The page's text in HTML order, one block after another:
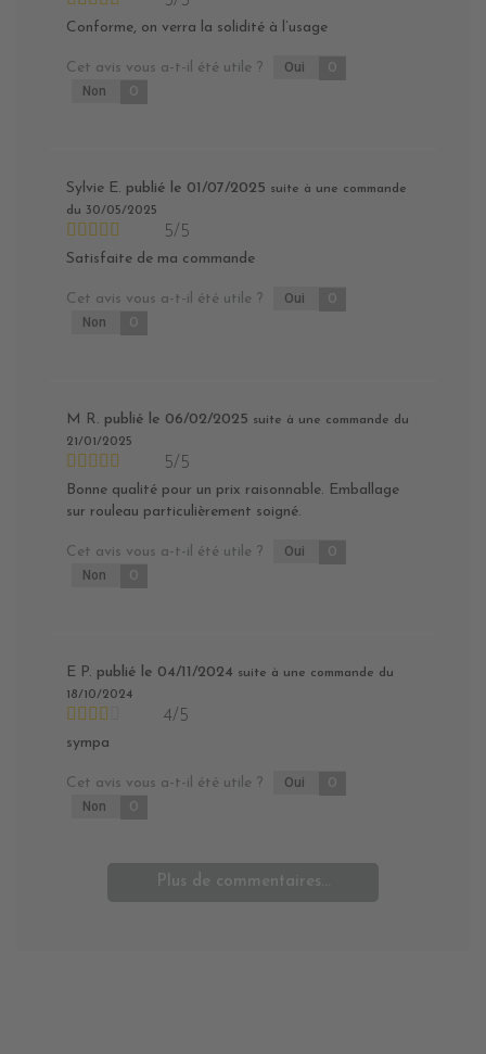
Conforme, on verra la solidité à l’usage
Cet avis vous a-t-il été utile ? Oui 0
Non 0
Sylvie E. publié le 01/07/2025 suite à une commande
du 30/05/2025
5/5
Satisfaite de ma commande
Cet avis vous a-t-il été utile ? Oui 0
Non 0
M R. publié le 06/02/2025 suite à une commande du
21/01/2025
5/5
Bonne qualité pour un prix raisonnable. Emballage
sur rouleau particulièrement soigné.
Cet avis vous a-t-il été utile ? Oui 0
Non 0
E P. publié le 04/11/2024 suite à une commande du
18/10/2024
4/5
sympa
Cet avis vous a-t-il été utile ? Oui 0
Non 0
Plus de commentaires...